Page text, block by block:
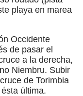
playa en marea
Occidente
de pasar el
a la derecha,
Niembru. Subir
de Torimbia
última.